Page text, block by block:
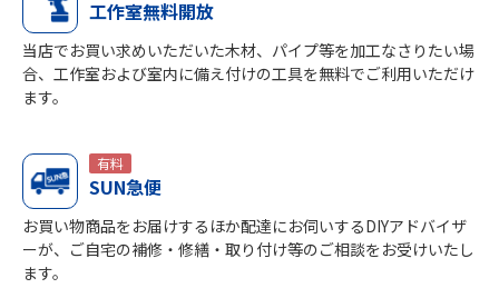
工作室無料開放
当店でお買い求めいただいた木材、パイプ等を加工なさりたい場
合、工作室および室内に備え付けの工具を無料でご利用いただけ
ます。
有料
SUN急便
お買い物商品をお届けするほか配達にお伺いするDIYアドバイザ
ーが、ご自宅の補修・修繕・取り付け等のご相談をお受けいたし
ます。